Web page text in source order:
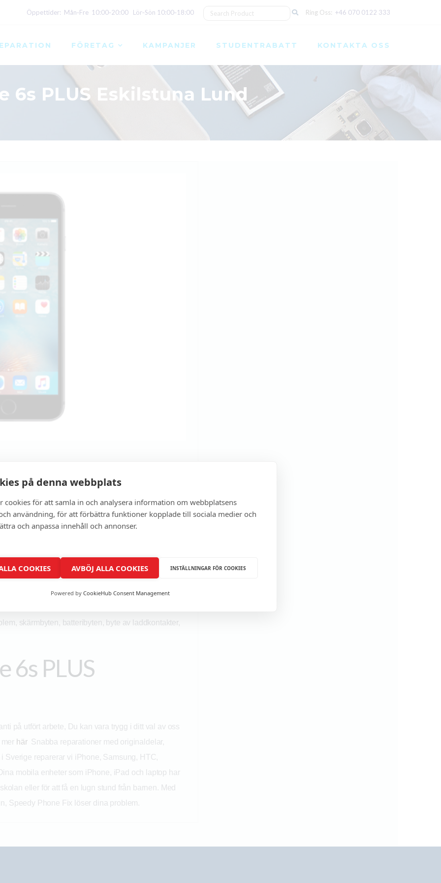
Öppettider: Mån‑Fre 10:00‑20:00 Lör‑Sön 10:00‑18:00 Ring Oss: +46 070 0122 333
FÖRETAG KAMPANJER STUDENTRABATT KONTAKTA OSS
6s PLUS Eskilstuna Lund
6s PLUS
Phone Fix är kanske det bästa du kan göra.
skärmbyte. Vi har både ersättningsskärmar
Speedy Phone Fix i Eskilstuna och Lund kan du
modeller. Vi lagar oftast alla märken. Huawei,
Xperia.
Speedy Phone Fixär en av sveriges
och surfplattor. I vår butik i Nova Lund
skärmbyten, batteribyten, byte av laddkontakter,
6s PLUS
på utfört arbete, Du kan vara trygg i ditt val av oss
här Snabba reparationer med originaldelar,
Sverige reparerar vi iPhone, Samsung, HTC,
mobila enheter som iPhone, iPad och laptop har
eller för att få en lugn stund från barnen. Med
Speedy Phone Fix löser dina problem.
på denna webbplats
cookies för att samla in och analysera information om webbplatsens
användning, för att förbättra funktioner kopplade till sociala medier och
och anpassa innehåll och annonser.
COOKIES AVBÖJ ALLA COOKIES INSTÄLLNINGAR FÖR COOKIES
Powered by CookieHub Consent Management